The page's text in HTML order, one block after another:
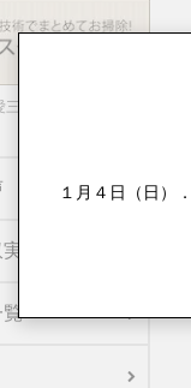
岐でハウスクリーニ
績
覧
１月４日（日）